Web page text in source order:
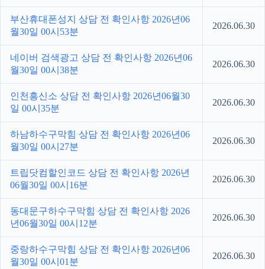
부산휴대폰성지 상담 전 확인사항 2026년06
월30일 00시53분
2026.06.30
네이버 검색광고 상담 전 확인사항 2026년06
월30일 00시38분
2026.06.30
인천흥신소 상담 전 확인사항 2026년06월30
일 00시35분
2026.06.30
하남하수구막힘 상담 전 확인사항 2026년06
월30일 00시27분
2026.06.30
트립닷컴할인코드 상담 전 확인사항 2026년
06월30일 00시16분
2026.06.30
동대문구하수구막힘 상담 전 확인사항 2026
년06월30일 00시12분
2026.06.30
중랑하수구막힘 상담 전 확인사항 2026년06
월30일 00시01분
2026.06.30